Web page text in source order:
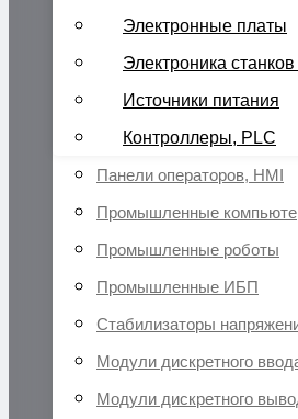
Электронные платы
Электроника
Источники питания
Контроллеры, PLC
Панели операторов, HMI
Промышленные
Промышленные роботы
Промышленные ИБП
Стабилизаторы
Модули дискретного
Модули дискретного